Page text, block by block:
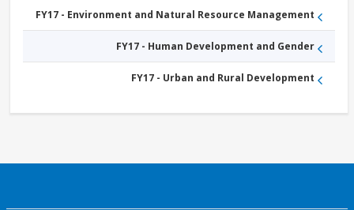
FY17 - Environment and Natural Resource Management
FY17 - Human Development and Gender
FY17 - Urban and Rural Development